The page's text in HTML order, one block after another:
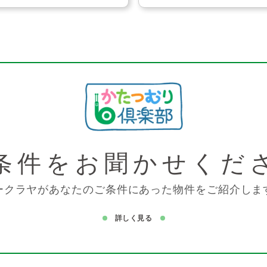
件を お聞かせくだ
クラヤがあなたのご条件にあった物件をご紹介しま
詳しく見る